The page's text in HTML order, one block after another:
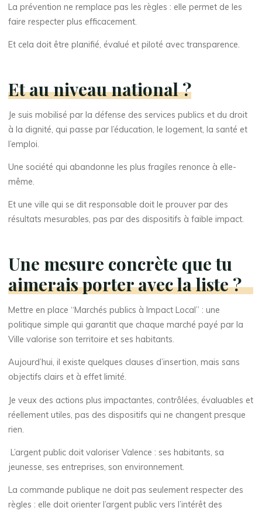
La prévention ne remplace pas les règles : elle permet de les
faire respecter plus efficacement.
Et cela doit être planifié, évalué et piloté avec transparence.
Et au niveau national ?
Je suis mobilisé par la défense des services publics et du droit
à la dignité, qui passe par l’éducation, le logement, la santé et
l’emploi.
Une société qui abandonne les plus fragiles renonce à elle-
même.
Et une ville qui se dit responsable doit le prouver par des
résultats mesurables, pas par des dispositifs à faible impact.
Une mesure concrète que tu
aimerais porter avec la liste ?
Mettre en place “Marchés publics à Impact Local” : une
politique simple qui garantit que chaque marché payé par la
Ville valorise son territoire et ses habitants.
Aujourd’hui, il existe quelques clauses d’insertion, mais sans
objectifs clairs et à effet limité.
Je veux des actions plus impactantes, contrôlées, évaluables et
réellement utiles, pas des dispositifs qui ne changent presque
rien.
L’argent public doit valoriser Valence : ses habitants, sa
jeunesse, ses entreprises, son environnement.
La commande publique ne doit pas seulement respecter des
règles : elle doit orienter l’argent public vers l’intérêt des